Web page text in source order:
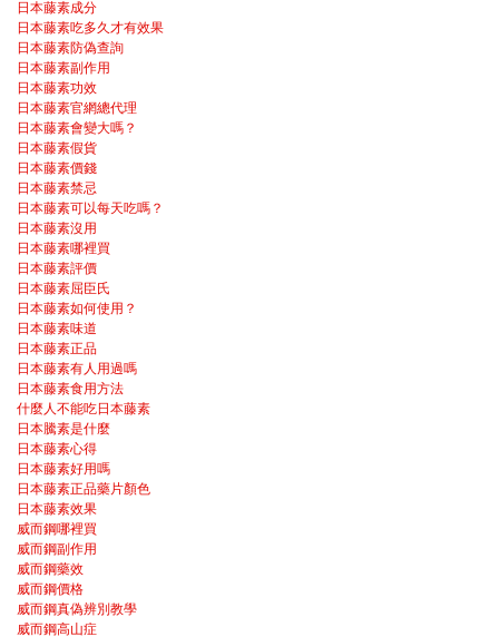
日本藤素成分
日本藤素吃多久才有效果
日本藤素防偽查詢
日本藤素副作用
日本藤素功效
日本藤素官網總代理
日本藤素會變大嗎？
日本藤素假貨
日本藤素價錢
日本藤素禁忌
日本藤素可以每天吃嗎？
日本藤素沒用
日本藤素哪裡買
日本藤素評價
日本藤素屈臣氏
日本藤素如何使用？
日本藤素味道
日本藤素正品
日本藤素有人用過嗎
日本藤素食用方法
什麼人不能吃日本藤素
日本騰素是什麼
日本藤素心得
日本藤素好用嗎
日本藤素正品藥片顏色
日本藤素效果
威而鋼哪裡買
威而鋼副作用
威而鋼藥效
威而鋼價格
威而鋼真偽辨別教學
威而鋼高山症